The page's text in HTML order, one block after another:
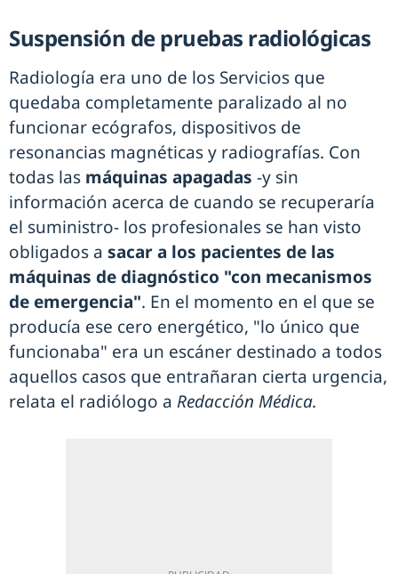
Suspensión de pruebas radiológicas
Radiología era uno de los Servicios que
quedaba completamente paralizado al no
funcionar ecógrafos, dispositivos de
resonancias magnéticas y radiografías. Con
todas las máquinas apagadas -y sin
información acerca de cuando se recuperaría
el suministro- los profesionales se han visto
obligados a sacar a los pacientes de las
máquinas de diagnóstico "con mecanismos
de emergencia". En el momento en el que se
producía ese cero energético, "lo único que
funcionaba" era un escáner destinado a todos
aquellos casos que entrañaran cierta urgencia,
relata el radiólogo a Redacción Médica.